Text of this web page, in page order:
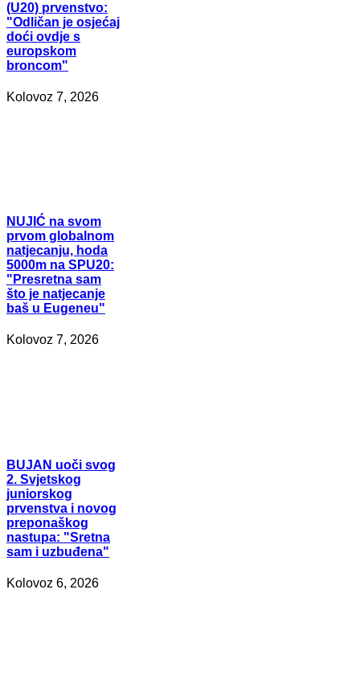
(U20) prvenstvo:
"Odličan je osjećaj
doći ovdje s
europskom
broncom"
Kolovoz 7, 2026
NUJIĆ na svom
prvom globalnom
natjecanju, hoda
5000m na SPU20:
"Presretna sam
što je natjecanje
baš u Eugeneu"
Kolovoz 7, 2026
BUJAN uoči svog
2. Svjetskog
juniorskog
prvenstva i novog
preponaškog
nastupa: "Sretna
sam i uzbuđena"
Kolovoz 6, 2026